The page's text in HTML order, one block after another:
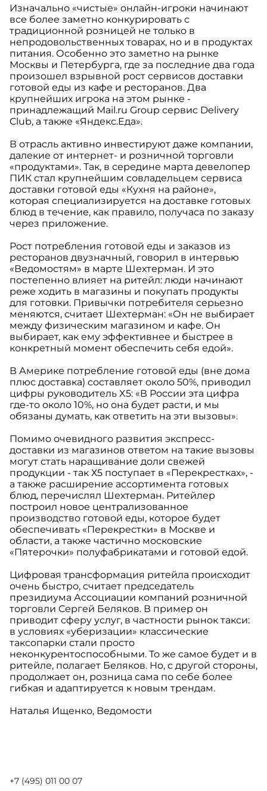
Изначально «чистые» онлайн-игроки начинают
все более заметно конкурировать с
традиционной розницей не только в
непродовольственных товарах, но и в продуктах
питания. Особенно это заметно на рынке
Москвы и Петербурга, где за последние два года
произошел взрывной рост сервисов доставки
готовой еды из кафе и ресторанов. Два
крупнейших игрока на этом рынке -
принадлежащий Mail.ru Group cервис Delivery
Club, а также «Яндекс.Eда».
В отрасль активно инвестируют даже компании,
далекие от интернет- и розничной торговли
«продуктами». Так, в середине марта девелопер
ПИК стал крупнейшим совладельцем сервиса
доставки готовой еды «Кухня на районе»,
которая специализируется на доставке готовых
блюд в течение, как правило, получаса по заказу
через приложение.
Рост потребления готовой еды и заказов из
ресторанов двузначный, говорил в интервью
«Ведомостям» в марте Шехтерман. И это
постепенно влияет на ритейл: люди начинают
реже ходить в магазины и покупать продукты
для готовки. Привычки потребителя серьезно
меняются, считает Шехтерман: «Он не выбирает
между физическим магазином и кафе. Он
выбирает, как ему эффективнее и быстрее в
конкретный момент обеспечить себя едой».
В Америке потребление готовой еды (вне дома
плюс доставка) составляет около 50%, приводил
цифры руководитель X5: «В России эта цифра
где-то около 10%, но она будет расти, и мы
обязаны думать, как ответить на эти вызовы».
Помимо очевидного развития экспресс-
доставки из магазинов ответом на такие вызовы
могут стать наращивание доли свежей
продукции - так Х5 поступает в «Перекрестках», -
а также расширение ассортимента готовых
блюд, перечислял Шехтерман. Ритейлер
построил новое централизованное
производство готовой еды, которое будет
обеспечивать «Перекрестки» в Москве и
области, а также частично московские
«Пятерочки» полуфабрикатами и готовой едой.
Цифровая трансформация ритейла происходит
очень быстро, считает председатель
президиума Ассоциации компаний розничной
торговли Сергей Беляков. В пример он
приводит сферу услуг, в частности рынок такси:
в условиях «уберизации» классические
таксопарки стали просто
неконкурентоспособными. То же самое будет и в
ритейле, полагает Беляков. Но, с другой стороны,
продолжает он, розница сама по себе более
гибкая и адаптируется к новым трендам.
Наталья Ищенко, Ведомости
+7 (495) 011 00 07